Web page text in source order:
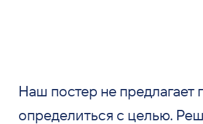
Наш постер не
определиться с целью.